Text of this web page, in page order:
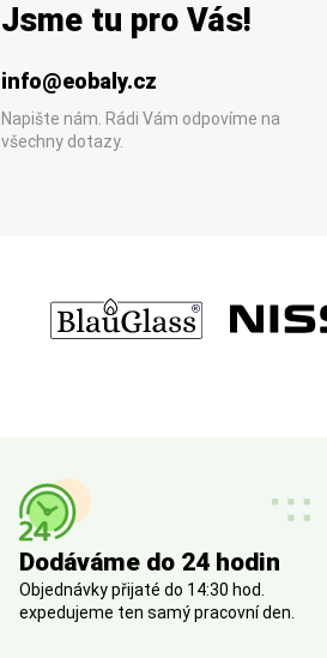
Jsme tu pro Vás!
info@eobaly.cz
Napište nám. Rádi Vám odpovíme na
všechny dotazy.
Dodáváme do 24 hodin
Objednávky přijaté do 14:30 hod.
expedujeme ten samý pracovní den.